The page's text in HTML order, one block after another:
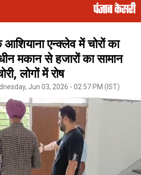
एन्क्लेव में चोरों का
मकान से हजारों का सामान
लोगों में रोष
Jun 03, 2026 - 02:57 PM (IST)